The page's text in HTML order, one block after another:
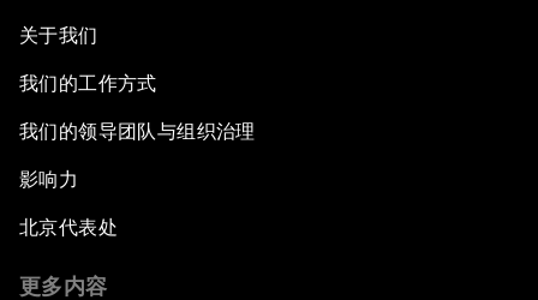
关于我们
我们的工作方式
我们的领导团队与组织治理
影响力
北京代表处
更多内容